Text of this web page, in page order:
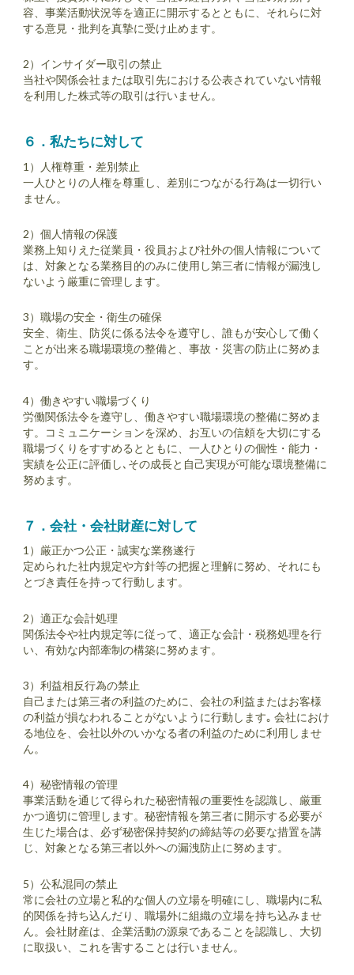
容、事業活動状況等を適正に開示するとともに、それらに対
する意見・批判を真摯に受け止めます。
2）インサイダー取引の禁止
当社や関係会社または取引先における公表されていない情報
を利用した株式等の取引は行いません。
６ ．私たちに対して
1）人権尊重・差別禁止
一人ひとりの人権を尊重し、差別につながる行為は一切行い
ません。
2）個人情報の保護
業務上知りえた従業員・役員および社外の個人情報について
は、対象となる業務目的のみに使用し第三者に情報が漏洩し
ないよう厳重に管理します。
3）職場の安全・衛生の確保
安全、衛生、防災に係る法令を遵守し、誰もが安心して働く
ことが出来る職場環境の整備と、事故・災害の防止に努めま
す。
4）働きやすい職場づくり
労働関係法令を遵守し、働きやすい職場環境の整備に努めま
す。コミュニケーションを深め、お互いの信頼を大切にする
職場づくりをすすめるとともに、一人ひとりの個性・能力・
実績を公正に評価し､その成長と自己実現が可能な環境整備に
努めます。
７ ．会社・会社財産に対して
1）厳正かつ公正・誠実な業務遂行
定められた社内規定や方針等の把握と理解に努め、それにも
とづき責任を持って行動します。
2）適正な会計処理
関係法令や社内規定等に従って、適正な会計・税務処理を行
い、有効な内部牽制の構築に努めます。
3）利益相反行為の禁止
自己または第三者の利益のために、会社の利益またはお客様
の利益が損なわれることがないように行動します｡ 会社におけ
る地位を、会社以外のいかなる者の利益のために利用しませ
ん。
4）秘密情報の管理
事業活動を通じて得られた秘密情報の重要性を認識し、厳重
かつ適切に管理します。秘密情報を第三者に開示する必要が
生じた場合は、必ず秘密保持契約の締結等の必要な措置を講
じ、対象となる第三者以外への漏洩防止に努めます。
5）公私混同の禁止
常に会社の立場と私的な個人の立場を明確にし、職場内に私
的関係を持ち込んだり、職場外に組織の立場を持ち込みませ
ん。会社財産は、企業活動の源泉であることを認識し、大切
に取扱い、これを害することは行いません。